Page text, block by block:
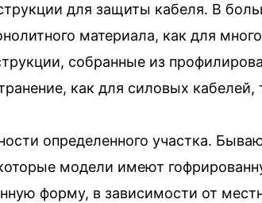
для защиты кабеля. В
материала, как для
собранные из
как для силовых
определенного участка.
модели имеют
форму, в зависимости от